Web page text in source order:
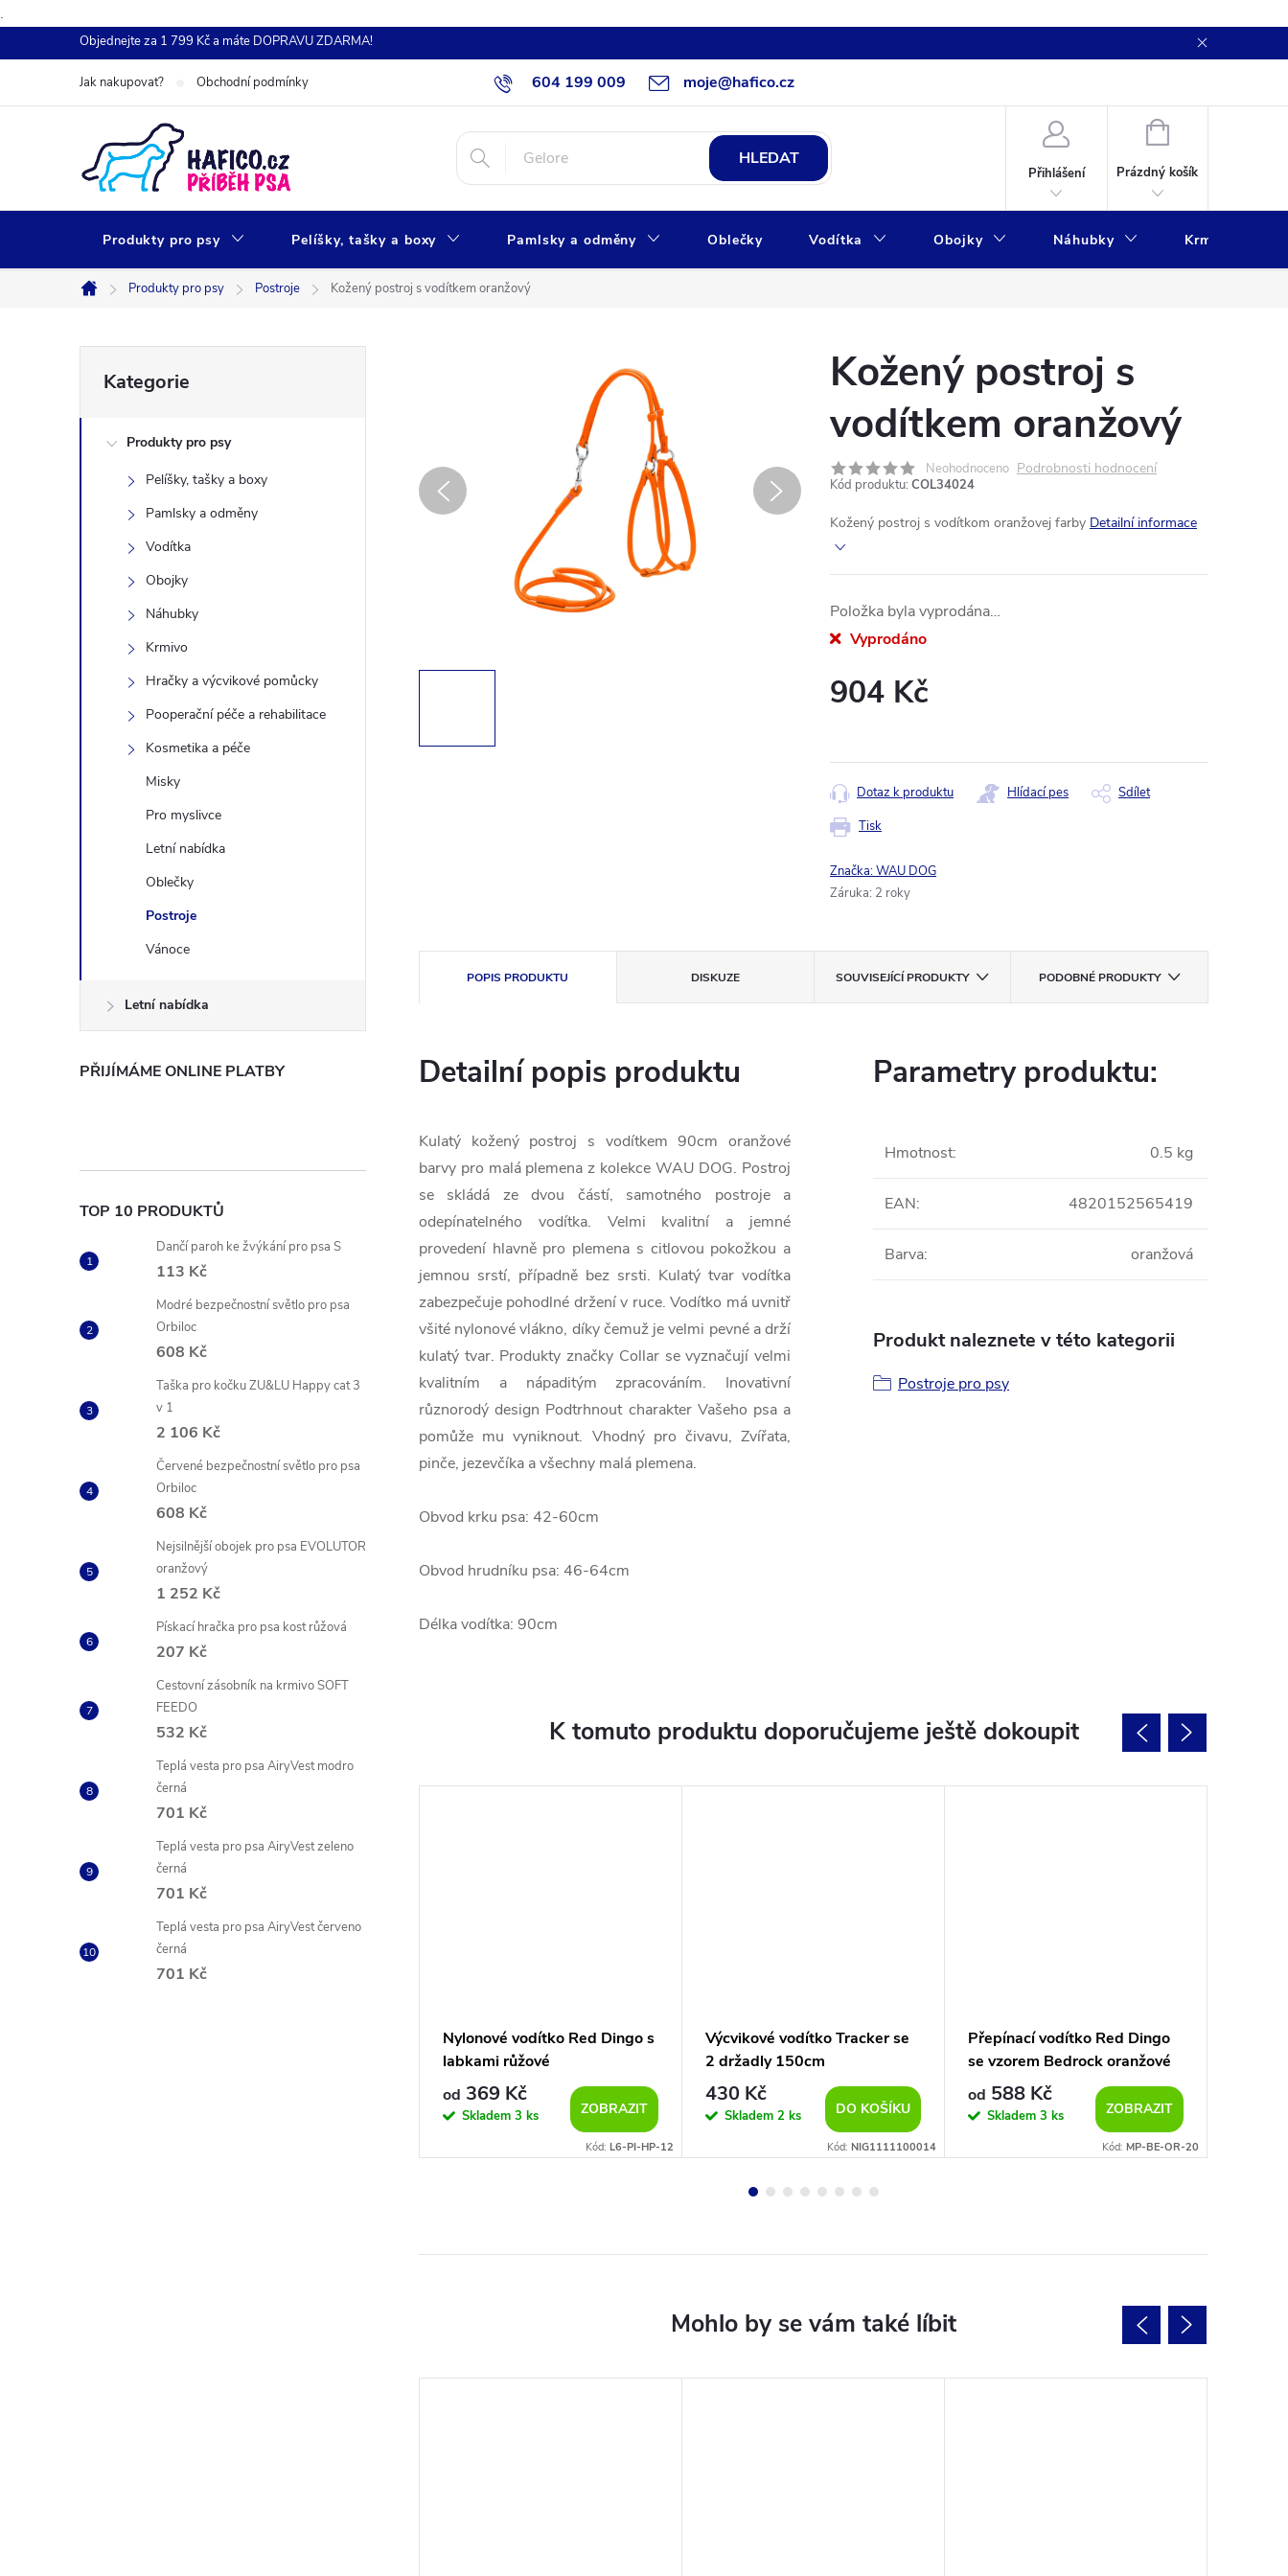
.
na
Objednejte za 1 799 Kč a máte DOPRAVU ZDARMA!
604 199 009 moje@hafico.cz
Jak nakupovat? Obchodní podmínky
HLEDAT
Přihlášení
NÁKUPNÍ
Prázdný košík
Produkty pro psy Pelíšky, tašky a boxy Pamlsky a odměny Oblečky Vodítka Obojky Náhubky Krmivo
Domů
Produkty pro psy Postroje Kožený postroj s vodítkem oranžový
o
l
kategorie
Kategorie
Produkty pro psy
Pelíšky, tašky a boxy
Pamlsky a odměny
Vodítka
Obojky
Náhubky
Krmivo
Hračky a výcvikové pomůcky
Pooperační péče a rehabilitace
Kosmetika a péče
Misky
Pro myslivce
Letní nabídka
Oblečky
Postroje
Vánoce
Letní nabídka
PŘIJÍMÁME ONLINE PLATBY
TOP 10 PRODUKTŮ
Dančí paroh ke žvýkání pro psa S
113 Kč
Modré bezpečnostní světlo pro psa
Orbiloc
608 Kč
Taška pro kočku ZU&LU Happy cat 3
v 1
2 106 Kč
Červené bezpečnostní světlo pro psa
Orbiloc
608 Kč
Nejsilnější obojek pro psa EVOLUTOR
oranžový
1 252 Kč
Pískací hračka pro psa kost růžová
207 Kč
Cestovní zásobník na krmivo SOFT
FEEDO
532 Kč
Teplá vesta pro psa AiryVest modro
černá
701 Kč
Teplá vesta pro psa AiryVest zeleno
černá
701 Kč
Teplá vesta pro psa AiryVest červeno
černá
701 Kč
Kožený postroj s
vodítkem oranžový
Neohodnoceno Podrobnosti hodnocení
Kód produktu: COL34024
Kožený postroj s vodítkom oranžovej farby Detailní informace
Položka byla vyprodána…
Vyprodáno
904 Kč
Tisk
Dotaz k produktu Hlídací pes Sdílet
Značka:WAU DOG
Záruka: 2 roky
POPIS PRODUKTU DISKUZE SOUVISEJÍCÍ PRODUKTY PODOBNÉ PRODUKTY
Detailní popis produktu
Kulatý kožený postroj s vodítkem 90cm oranžové
barvy pro malá plemena z kolekce WAU DOG. Postroj
se skládá
ze dvou částí, samotného postroje
a
odepínatelného
vodítka. Velmi kvalitní
a jemné
provedení hlavně pro plemena s citlovou pokožkou a
jemnou srstí, případně bez srsti. Kulatý tvar vodítka
zabezpečuje pohodlné držení v ruce. Vodítko má uvnitř
všité nylonové vlákno, díky čemuž jevelmi pevné adrží
kulatý tvar. Produkty značky Collar se vyznačují velmi
kvalitním
a nápaditým zpracováním.
Inovativní
různorodý design Podtrhnout charakter Vašeho psa a
pomůže mu vyniknout. Vhodný pro čivavu, Zvířata,
pinče, jezevčíka avšechny malá plemena.
Obvod krku psa: 42-60cm
Obvod hrudníku psa: 46-64cm
Délka vodítka: 90cm
Parametry produktu:
Hmotnost: 0.5 kg
EAN: 4820152565419
Barva: oranžová
Produkt naleznete v této kategorii
Postroje pro psy
K tomuto produktu doporučujeme ještě dokoupit
Nylonové vodítko Red Dingo s
labkami růžové
od 369 Kč
Skladem 3 ks ZOBRAZIT
Kód: L6-PI-HP-12
Výcvikové vodítko Tracker se
2 držadly 150cm
430 Kč
Skladem 2 ks DO KOŠÍKU
Kód: NIG1111100014
Přepínací vodítko Red Dingo
se vzorem Bedrock oranžové
od 588 Kč
Skladem 3 ks ZOBRAZIT
Kód: MP-BE-OR-20